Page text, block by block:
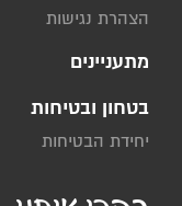
הצהרת נגישות
מתעניינים
בטחון ובטיחות
יחידת הבטיחות